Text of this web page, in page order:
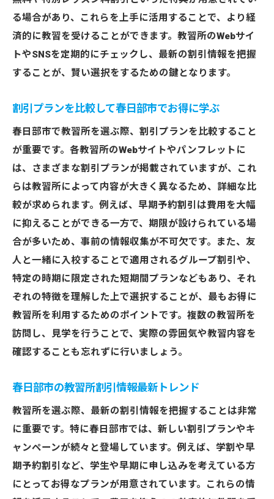
る場合があり、これらを上手に活用することで、より経
済的に教習を受けることができます。教習所のWebサイ
トやSNSを定期的にチェックし、最新の割引情報を把握
することが、賢い選択をするための鍵となります。
割引プランを比較して春日部市でお得に学ぶ
春日部市で教習所を選ぶ際、割引プランを比較すること
が重要です。各教習所のWebサイトやパンフレットに
は、さまざまな割引プランが掲載されていますが、これ
らは教習所によって内容が大きく異なるため、詳細な比
較が求められます。例えば、早期予約割引は費用を大幅
に抑えることができる一方で、期限が設けられている場
合が多いため、事前の情報収集が不可欠です。また、友
人と一緒に入校することで適用されるグループ割引や、
特定の時期に限定された短期間プランなどもあり、それ
ぞれの特徴を理解した上で選択することが、最もお得に
教習所を利用するためのポイントです。複数の教習所を
訪問し、見学を行うことで、実際の雰囲気や教習内容を
確認することも忘れずに行いましょう。
春日部市の教習所割引情報最新トレンド
教習所を選ぶ際、最新の割引情報を把握することは非常
に重要です。特に春日部市では、新しい割引プランやキ
ャンペーンが続々と登場しています。例えば、学割や早
期予約割引など、学生や早期に申し込みを考えている方
にとってお得なプランが用意されています。これらの情